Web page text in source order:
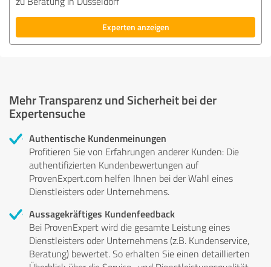
Experten anzeigen
Mehr Transparenz und Sicherheit bei der
Expertensuche
Authentische Kundenmeinungen
Profitieren Sie von Erfahrungen anderer Kunden: Die
authentifizierten Kundenbewertungen auf
ProvenExpert.com helfen Ihnen bei der Wahl eines
Dienstleisters oder Unternehmens.
Aussagekräftiges Kundenfeedback
Bei ProvenExpert wird die gesamte Leistung eines
Dienstleisters oder Unternehmens (z.B. Kundenservice,
Beratung) bewertet. So erhalten Sie einen detaillierten